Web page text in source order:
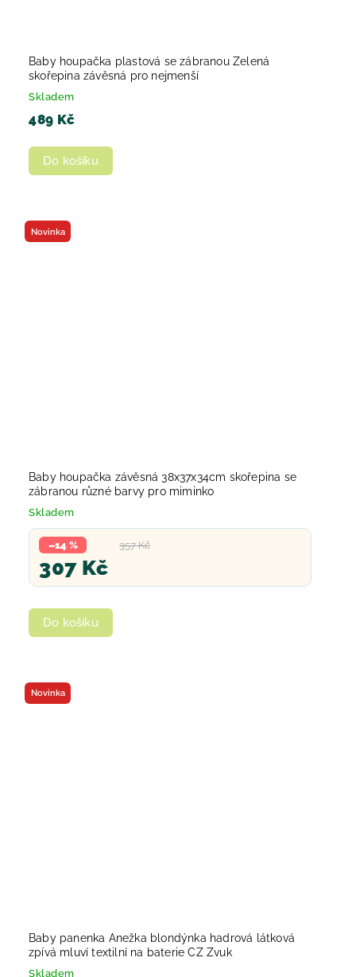
Baby houpačka plastová se zábranou Zelená
skořepina závěsná pro nejmenší
Skladem
489 Kč
Do košíku
Novinka
Baby houpačka závěsná 38x37x34cm skořepina se
zábranou různé barvy pro miminko
Skladem
357 Kč
–14 %
307 Kč
Do košíku
Novinka
Baby panenka Anežka blondýnka hadrová látková
zpívá mluví textilní na baterie CZ Zvuk
Skladem